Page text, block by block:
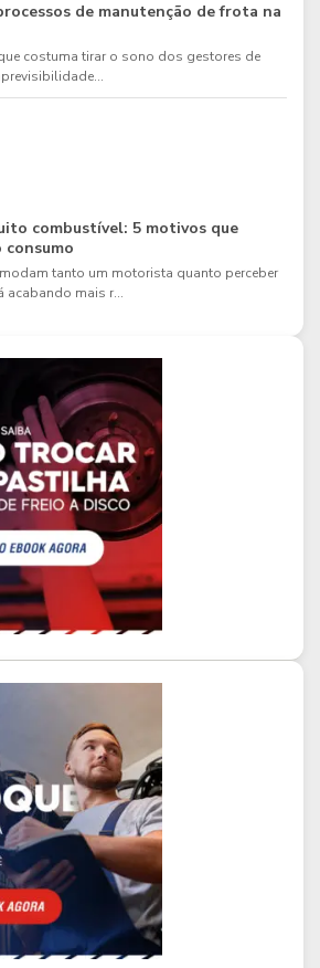
de manutenção de frota na
costuma tirar o sono dos gestores de
combustível: 5 motivos que
consumo
tanto um motorista quanto perceber
acabando mais r...